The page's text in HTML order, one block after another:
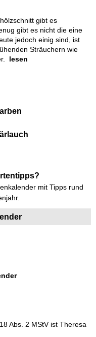
gibt es
gibt es nicht die eine
jedoch einig sind, ist
Sträuchern wie
lesen
mit Tipps rund
Abs. 2 MStV ist Theresa